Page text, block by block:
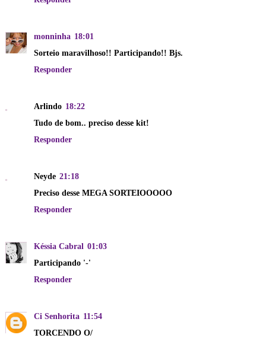
monninha 18:01
Sorteio maravilhoso!! Participando!! Bjs.
Responder
Arlindo 18:22
Tudo de bom.. preciso desse kit!
Responder
Neyde 21:18
Preciso desse MEGA SORTEIOOOOO
Responder
Késsia Cabral 01:03
Participando '-'
Responder
Ci Senhorita 11:54
TORCENDO O/